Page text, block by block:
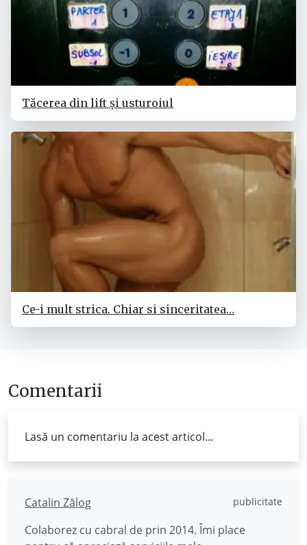
Tăcerea din lift și usturoiul
Ce-i mult strica. Chiar si sinceritatea…
Comentarii
Lasă un comentariu la acest articol...
Catalin Zălog publicitate
Colaborez cu cabral de prin 2014. Îmi place